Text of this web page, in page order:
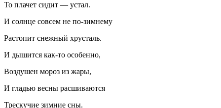
То плачет сидит — устал.
И солнце совсем не по-зимнему
Растопит снежный хрусталь.
И дышится как-то особенно,
Воздушен мороз из жары,
И гладью весны расшиваются
Трескучие зимние сны.